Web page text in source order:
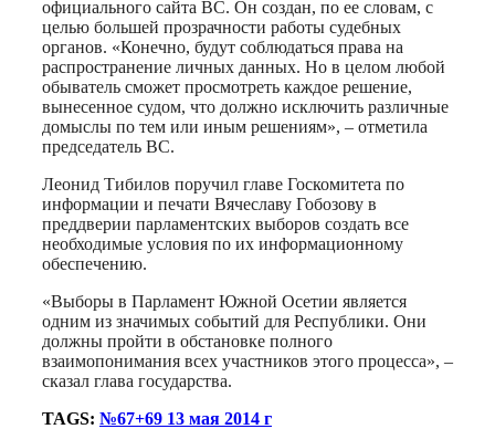
официального сайта ВС. Он создан, по ее словам, с
целью большей прозрачности работы судебных
органов. «Конечно, будут соблюдаться права на
распространение личных данных. Но в целом любой
обыватель сможет просмотреть каждое решение,
вынесенное судом, что должно исключить различные
домыслы по тем или иным решениям», – отметила
председатель ВС.
Леонид Тибилов поручил главе Госкомитета по
информации и печати Вячеславу Гобозову в
преддверии парламентских выборов создать все
необходимые условия по их информационному
обеспечению.
«Выборы в Парламент Южной Осетии является
одним из значимых событий для Республики. Они
должны пройти в обстановке полного
взаимопонимания всех участников этого процесса», –
сказал глава государства.
TAGS: №67+69 13 мая 2014 г